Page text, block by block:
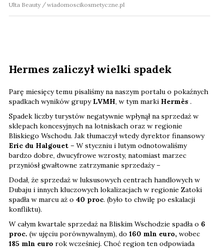
Ulta Beauty wiadomoscikosmetyczne.pl
Hermes zaliczył wielki spadek
Parę miesięcy temu pisaliśmy na naszym portalu o pokaźnych
spadkach wyników grupy LVMH, w tym marki Hermès .
Spadek liczby turystów negatywnie wpłynął na sprzedaż w
sklepach koncesyjnych na lotniskach oraz w regionie
Bliskiego Wschodu. Jak tłumaczył wtedy dyrektor finansowy
Eric du Halgouet – W styczniu i lutym odnotowaliśmy
bardzo dobre, dwucyfrowe wzrosty, natomiast marzec
przyniósł gwałtowne zatrzymanie sprzedaży –
Dodał, że sprzedaż w luksusowych centrach handlowych w
Dubaju i innych kluczowych lokalizacjach w regionie Zatoki
spadła w marcu aż o 40 proc. (było to chwilę po eskalacji
konfliktu).
W całym kwartale sprzedaż na Bliskim Wschodzie spadła o 6
proc. (w ujęciu porównywalnym), do 160 mln euro, wobec
185 mln euro rok wcześniej. Choć region ten odpowiada